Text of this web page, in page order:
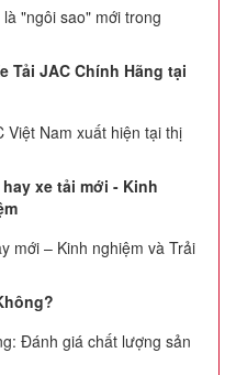
"ngôi sao" mới trong
Tải JAC Chính Hãng tại
Việt Nam xuất hiện tại thị
xe tải mới - Kinh
mới – Kinh nghiệm và Trải
Đánh giá chất lượng sản